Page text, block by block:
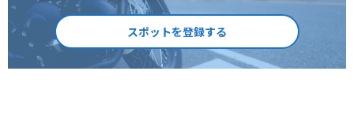
スポットを登録する